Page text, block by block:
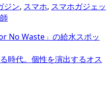
ジン, スマホ, スマホガジェッ
No Waste」の給水スポッ
時代。個性を演出するオス